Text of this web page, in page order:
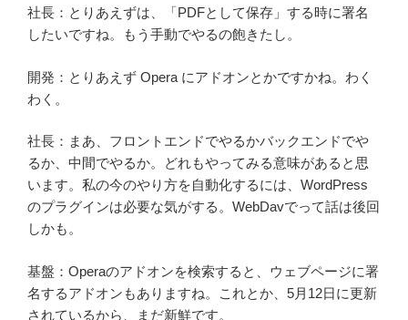
社長：とりあえずは、「PDFとして保存」する時に署名
したいですね。もう手動でやるの飽きたし。
開発：とりあえず Opera にアドオンとかですかね。わく
わく。
社長：まあ、フロントエンドでやるかバックエンドでや
るか、中間でやるか。どれもやってみる意味があると思
います。私の今のやり方を自動化するには、WordPress
のプラグインは必要な気がする。WebDavでって話は後回
しかも。
基盤：Operaのアドオンを検索すると、ウェブページに署
名するアドオンもありますね。これとか、5月12日に更新
されているから、まだ新鮮です。